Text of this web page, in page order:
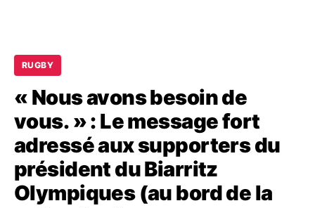
RUGBY
« Nous avons besoin de
vous. » : Le message fort
adressé aux supporters du
président du Biarritz
Olympiques (au bord de la